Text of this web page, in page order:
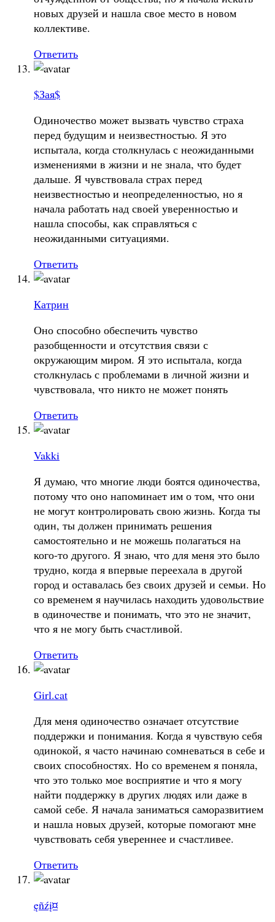
новых друзей и нашла свое место в новом
коллективе.
Ответить
$Зая$
Одиночество может вызвать чувство страха
перед будущим и неизвестностью. Я это
испытала, когда столкнулась с неожиданными
изменениями в жизни и не знала, что будет
дальше. Я чувствовала страх перед
неизвестностью и неопределенностью, но я
начала работать над своей уверенностью и
нашла способы, как справляться с
неожиданными ситуациями.
Ответить
Катрин
Оно способно обеспечить чувство
разобщенности и отсутствия связи с
окружающим миром. Я это испытала, когда
столкнулась с проблемами в личной жизни и
чувствовала, что никто не может понять
Ответить
Vakki
Я думаю, что многие люди боятся одиночества,
потому что оно напоминает им о том, что они
не могут контролировать свою жизнь. Когда ты
один, ты должен принимать решения
самостоятельно и не можешь полагаться на
кого-то другого. Я знаю, что для меня это было
трудно, когда я впервые переехала в другой
город и оставалась без своих друзей и семьи. Но
со временем я научилась находить удовольствие
в одиночестве и понимать, что это не значит,
что я не могу быть счастливой.
Ответить
Girl.cat
Для меня одиночество означает отсутствие
поддержки и понимания. Когда я чувствую себя
одинокой, я часто начинаю сомневаться в себе и
своих способностях. Но со временем я поняла,
что это только мое восприятие и что я могу
найти поддержку в других людях или даже в
самой себе. Я начала заниматься саморазвитием
и нашла новых друзей, которые помогают мне
чувствовать себя увереннее и счастливее.
Ответить
ęñźį¤